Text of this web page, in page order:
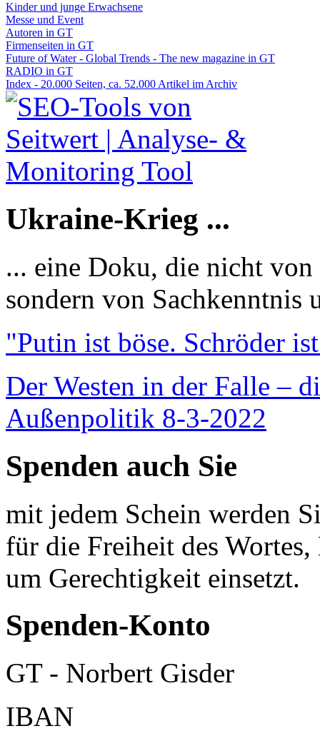
Kinder und junge Erwachsene
Messe und Event
Autoren in GT
Firmenseiten in GT
Future of Water - Global Trends - The new magazine in GT
RADIO in GT
Index - 20.000 Seiten, ca. 52.000 Artikel im Archiv
Ukraine-Krieg ...
... eine Doku, die nicht
sondern von Sachkenntnis
"Putin ist böse. Schröder
Der Westen in der Falle –
Außenpolitik 8-3-2022
Spenden auch Sie
mit jedem Schein werden
für die Freiheit des
um Gerechtigkeit einsetzt.
Spenden-Konto
GT - Norbert Gisder
IBAN